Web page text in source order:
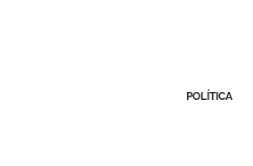
POLÍTICA